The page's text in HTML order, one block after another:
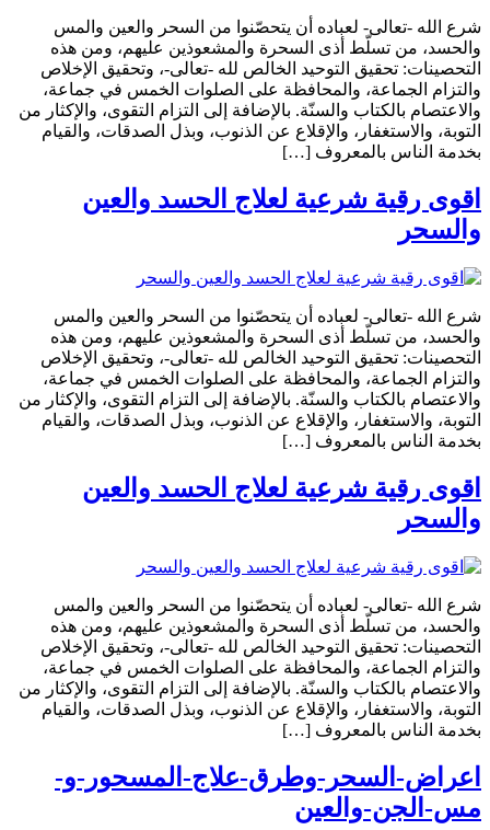
شرع الله -تعالى- لعباده أن يتحصّنوا من السحر والعين والمس
والحسد، من تسلّط أذى السحرة والمشعوذين عليهم، ومن هذه
التحصينات: تحقيق التوحيد الخالص لله -تعالى-، وتحقيق الإخلاص
والتزام الجماعة، والمحافظة على الصلوات الخمس في جماعة،
والاعتصام بالكتاب والسنّة. بالإضافة إلى التزام التقوى، والإكثار من
التوبة، والاستغفار، والإقلاع عن الذنوب، وبذل الصدقات، والقيام
بخدمة الناس بالمعروف […]
اقوى رقية شرعية لعلاج الحسد والعين
والسحر
شرع الله -تعالى- لعباده أن يتحصّنوا من السحر والعين والمس
والحسد، من تسلّط أذى السحرة والمشعوذين عليهم، ومن هذه
التحصينات: تحقيق التوحيد الخالص لله -تعالى-، وتحقيق الإخلاص
والتزام الجماعة، والمحافظة على الصلوات الخمس في جماعة،
والاعتصام بالكتاب والسنّة. بالإضافة إلى التزام التقوى، والإكثار من
التوبة، والاستغفار، والإقلاع عن الذنوب، وبذل الصدقات، والقيام
بخدمة الناس بالمعروف […]
اقوى رقية شرعية لعلاج الحسد والعين
والسحر
شرع الله -تعالى- لعباده أن يتحصّنوا من السحر والعين والمس
والحسد، من تسلّط أذى السحرة والمشعوذين عليهم، ومن هذه
التحصينات: تحقيق التوحيد الخالص لله -تعالى-، وتحقيق الإخلاص
والتزام الجماعة، والمحافظة على الصلوات الخمس في جماعة،
والاعتصام بالكتاب والسنّة. بالإضافة إلى التزام التقوى، والإكثار من
التوبة، والاستغفار، والإقلاع عن الذنوب، وبذل الصدقات، والقيام
بخدمة الناس بالمعروف […]
اعراض-السحر-وطرق-علاج-المسحور-و-
مس-الجن-والعين